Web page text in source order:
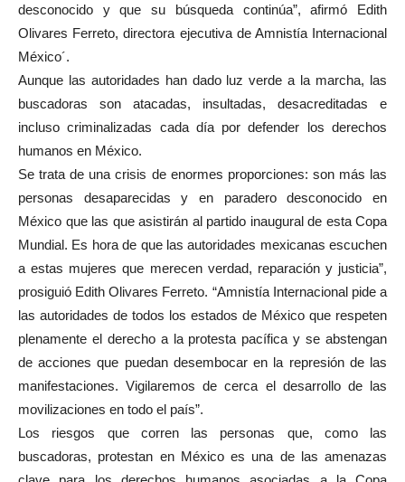
desconocido y que su búsqueda continúa”, afirmó Edith
Olivares Ferreto, directora ejecutiva de Amnistía Internacional
México´.
Aunque las autoridades han dado luz verde a la marcha, las
buscadoras son atacadas, insultadas, desacreditadas e
incluso criminalizadas cada día por defender los derechos
humanos en México.
Se trata de una crisis de enormes proporciones: son más las
personas desaparecidas y en paradero desconocido en
México que las que asistirán al partido inaugural de esta Copa
Mundial. Es hora de que las autoridades mexicanas escuchen
a estas mujeres que merecen verdad, reparación y justicia”,
prosiguió Edith Olivares Ferreto. “Amnistía Internacional pide a
las autoridades de todos los estados de México que respeten
plenamente el derecho a la protesta pacífica y se abstengan
de acciones que puedan desembocar en la represión de las
manifestaciones. Vigilaremos de cerca el desarrollo de las
movilizaciones en todo el país”.
Los riesgos que corren las personas que, como las
buscadoras, protestan en México es una de las amenazas